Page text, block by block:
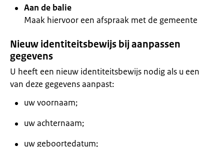
Aan de balie
Maak hiervoor een afspraak met de gemeente
Nieuw identiteitsbewijs bij aanpassen
gegevens
U heeft een nieuw identiteitsbewijs nodig als u een
van deze gegevens aanpast:
uw voornaam;
uw achternaam;
uw geboortedatum;